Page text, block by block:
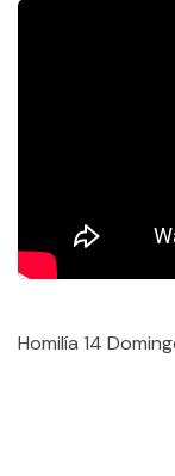
Homilía 14